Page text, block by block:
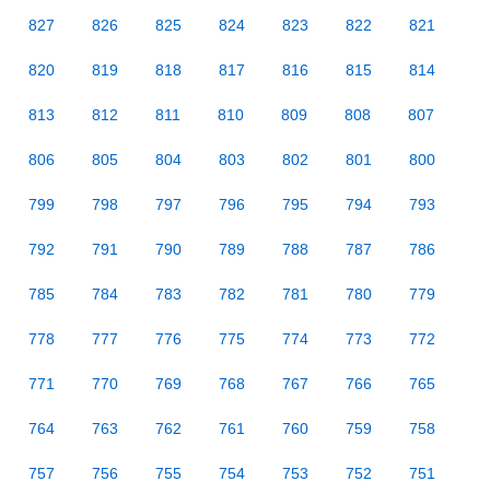
827 826 825 824 823 822 821
820 819 818 817 816 815 814
813 812 811 810 809 808 807
806 805 804 803 802 801 800
799 798 797 796 795 794 793
792 791 790 789 788 787 786
785 784 783 782 781 780 779
778 777 776 775 774 773 772
771 770 769 768 767 766 765
764 763 762 761 760 759 758
757 756 755 754 753 752 751